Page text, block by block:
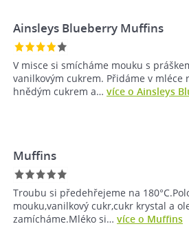
Ainsleys Blueberry Muffins
V misce si smícháme mouku s
vanilkovým cukrem. Přidáme v mléce
hnědým cukrem a… více o Ainsleys
Muffins
Troubu si předehřejeme na
mouku,vanilkový cukr,cukr krystal a
zamícháme.Mléko si… více o Muffins